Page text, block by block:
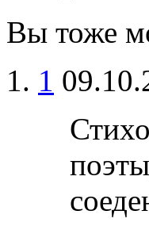
Вы тоже
1